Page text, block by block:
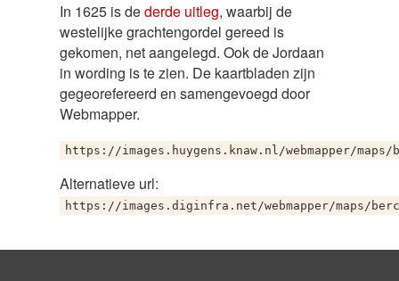
In 1625 is dederde uitleg, waarbij de
westelijke grachtengordel gereed is
gekomen, net aangelegd. Ook de Jordaan
in wording is te zien. De kaartbladen zijn
gegeorefereerd en samengevoegd door
Webmapper.
https://images.huygens.knaw.nl/webmapper/
Alternatieve url:
https://images.diginfra.net/webmapper/maps/